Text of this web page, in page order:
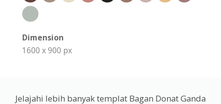
Dimension
1600 x 900 px
Jelajahi lebih banyak templat Bagan Donat Ganda